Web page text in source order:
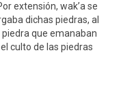
extensión, wak’a se
dichas piedras, al
que emanaban
culto de las piedras